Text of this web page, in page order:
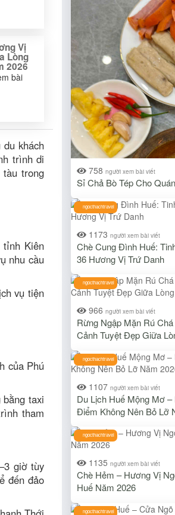
Vị
Lòng
2026
bài
khách
trình di
trong
tỉnh Kiên
nhu cầu
vụ tiện
của Phú
taxi
tham
giờ tùy
đến đảo
758 người xem bài viết
Sỉ Chả Bò Tép Cho
ngocthachtravel
1173 người xem bài viết
Chè Cung Đình Huế:
36 Hương Vị Trứ Danh
ngocthachtravel
966 người xem bài viết
Rừng Ngập Mặn Rú
Cảnh Tuyệt Đẹp Giữa
ngocthachtravel
1107 người xem bài viết
Du Lịch Huế Mộng Mơ
Điểm Không Nên Bỏ Lỡ
ngocthachtravel
1135 người xem bài viết
Chè Hẻm – Hương Vị
Huế Năm 2026
ngocthachtravel